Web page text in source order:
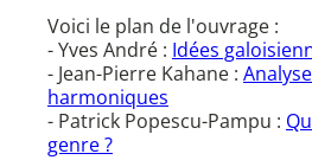
Voici le plan de l'ouvrage :
- Yves André : Idées
- Jean-Pierre Kahane :
harmoniques
- Patrick Popescu-Pampu :
genre ?